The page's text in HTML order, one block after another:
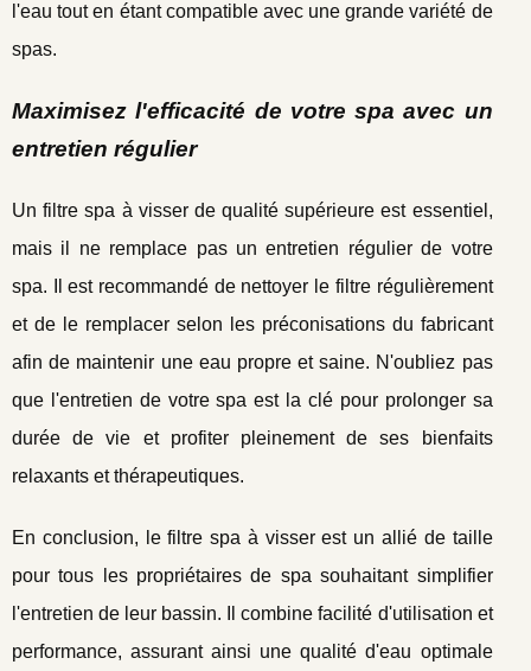
l'eau tout en étant compatible avec une grande variété de
spas.
Maximisez l'efficacité de votre spa avec un
entretien régulier
Un filtre spa à visser de qualité supérieure est essentiel,
mais il ne remplace pas un entretien régulier de votre
spa. Il est recommandé de nettoyer le filtre régulièrement
et de le remplacer selon les préconisations du fabricant
afin de maintenir une eau propre et saine. N'oubliez pas
que l'entretien de votre spa est la clé pour prolonger sa
durée de vie et profiter pleinement de ses bienfaits
relaxants et thérapeutiques.
En conclusion, le filtre spa à visser est un allié de taille
pour tous les propriétaires de spa souhaitant simplifier
l'entretien de leur bassin. Il combine facilité d'utilisation et
performance, assurant ainsi une qualité d'eau optimale